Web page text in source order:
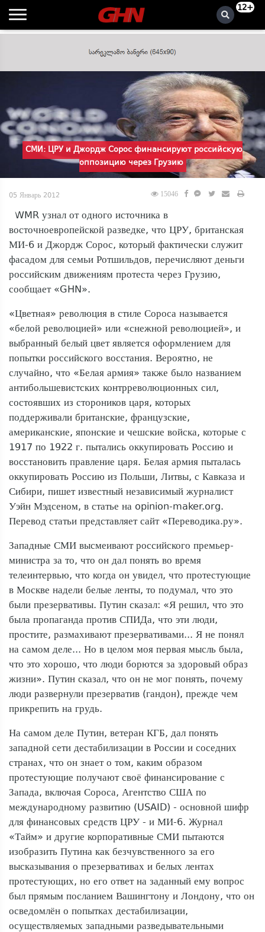
12+
СМИ: ЦРУ и Джордж Сорос финансируют российскую
оппозицию через Грузию
05 Январь 2012 15046
WMR узнал от одного источника в
восточноевропейской разведке, что ЦРУ, британская
МИ-6 и Джордж Сорос, который фактически служит
фасадом для семьи Ротшильдов, перечисляют деньги
российским движениям протеста через Грузию,
сообщает «GHN».
«Цветная» революция в стиле Сороса называется
«белой революцией» или «снежной революцией», и
выбранный белый цвет является оформлением для
попытки российского восстания. Вероятно, не
случайно, что «Белая армия» также было названием
антибольшевистских контрреволюционных сил,
состоявших из стороников царя, которых
поддерживали британские, французские,
американские, японские и чешские войска, которые с
1917 по 1922 г. пытались оккупировать Россию и
восстановить правление царя. Белая армия пыталась
оккупировать Россию из Польши, Литвы, с Кавказа и
Сибири, пишет известный независимый журналист
Уэйн Мэдсеном, в статье на opinion-maker.org.
Перевод статьи представляет сайт «Переводика.ру».
Западные СМИ высмеивают российского премьер-
министра за то, что он дал понять во время
телеинтервью, что когда он увидел, что протестующие
в Москве надели белые ленты, то подумал, что это
были презервативы. Путин сказал: «Я решил, что это
была пропаганда против СПИДа, что эти люди,
простите, размахивают презервативами... Я не понял
на самом деле... Но в целом моя первая мысль была,
что это хорошо, что люди борются за здоровый образ
жизни». Путин сказал, что он не мог понять, почему
люди развернули презерватив (гандон), прежде чем
прикрепить на грудь.
На самом деле Путин, ветеран КГБ, дал понять
западной сети дестабилизации в России и соседних
странах, что он знает о том, каким образом
протестующие получают своё финансирование с
Запада, включая Сороса, Агентство США по
международному развитию (USAID) - основной шифр
для финансовых средств ЦРУ - и МИ-6. Журнал
«Тайм» и другие корпоративные СМИ пытаются
изобразить Путина как безчувственного за его
высказывания о презервативах и белых лентах
протестующих, но его ответ на заданный ему вопрос
был прямым посланием Вашингтону и Лондону, что он
осведомлён о попытках дестабилизации,
осуществляемых западными разведывательными